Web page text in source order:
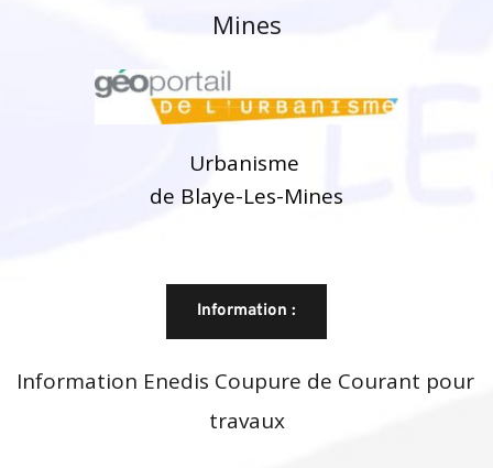
Mines
Urbanisme
de Blaye-Les-Mines
Information :
Information Enedis Coupure de Courant pour
travaux